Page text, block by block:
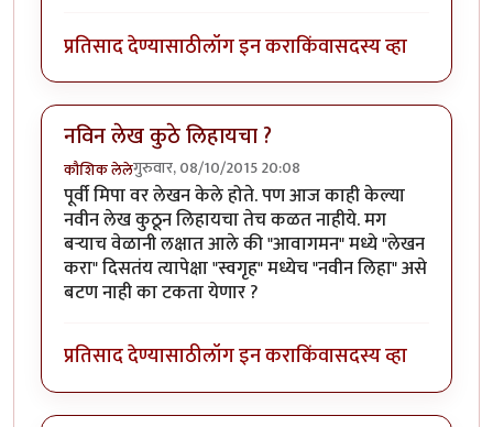
प्रतिसाद देण्यासाठीलॉग इन कराकिंवासदस्य व्हा
नविन लेख कुठे लिहायचा ?
कौशिक लेलेगुरुवार, 08/10/2015 20:08
पूर्वी मिपा वर लेखन केले होते. पण आज काही केल्या
नवीन लेख कुठून लिहायचा तेच कळत नाहीये. मग
बऱ्याच वेळानी लक्षात आले की "आवागमन" मध्ये "लेखन
करा" दिसतंय त्यापेक्षा "स्वगृह" मध्येच "नवीन लिहा" असे
बटण नाही का टकता येणार ?
प्रतिसाद देण्यासाठीलॉग इन कराकिंवासदस्य व्हा